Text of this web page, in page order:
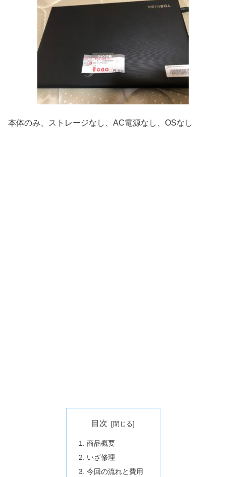
本体のみ、ストレージなし、AC電源なし、OSなし
目次
商品概要
いざ修理
今回の流れと費用